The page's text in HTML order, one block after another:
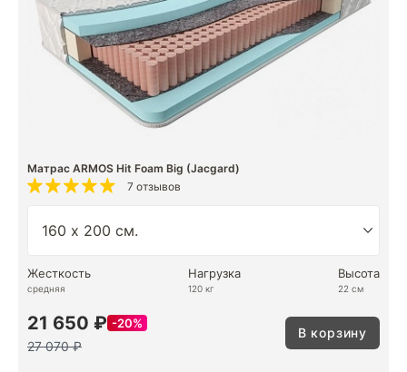
Матрас ARMOS Hit Foam Big (Jacgard)
7 отзывов
Жесткость
средняя
Нагрузка
120 кг
Высота
22 см
21 650 ₽ 20%
27 070 ₽
В корзину